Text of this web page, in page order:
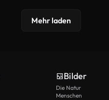
Mehr laden
Bilder
Die Natur
Menschen